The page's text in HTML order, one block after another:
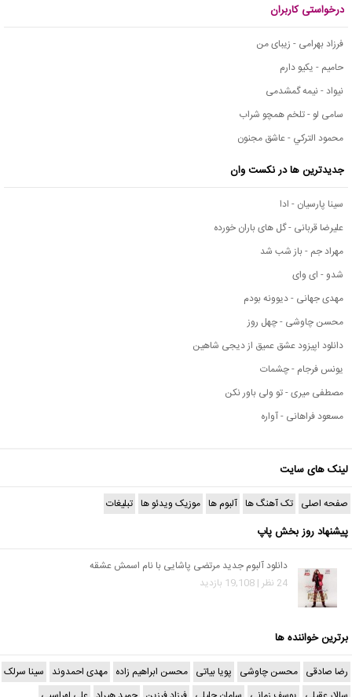
درخواستی کاربران
فرزاد بهرامی - زیبای من
حامیم - یکیو دارم
نیواد - نیمه گمشدمی
سامی لو - تلخم همچو شراب
محمود التركي - عاشق مجنون
جدیدترین ها در نکست وان
سینا پارسیان - ادا
علیرضا قربانی - گل های باران خورده
مهراد جم - باز شب شد
شدو - ای وای
مهدی جهانی - دیوونه بودم
محسن چاوشی - چهل روز
دانلود اپیزود عشق عمیق از دیجی شاهین
یونس فرجام - چشمات
مصطفی میری - تو ولی باور نکن
مسعود فراهانی - آواره
لینک های سایت
صفحه اصلی تک آهنگ ها آلبوم ها موزیک ویدئو ها تبلیغات
پیشنهاد روز بخش پاپ
دانلود آلبوم جدید مرتضی پاشایی با نام اسمش عشقه
24 نظر | 19,108 بازدید
برترین خواننده ها
رضا صادقی محسن چاوشی پویا بیاتی محسن ابراهیم زاده مهدی احمدوند سینا سرلک